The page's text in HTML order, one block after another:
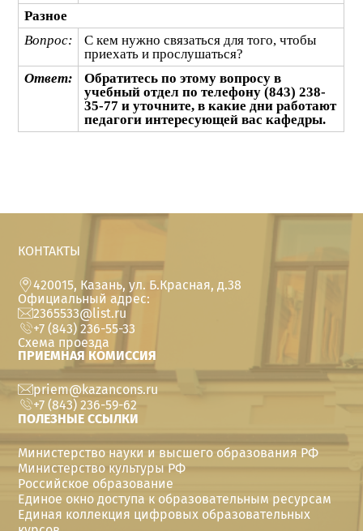
Разное
Вопрос:
С кем нужно связаться для того, чтобы
приехать и прослушаться?
Ответ:
Обратитесь по этому вопросу в
учебный отдел по телефону (843) 238-
35-77 и уточните, в какие дни работают
педагоги интересующей вас кафедры.
КОНТАКТЫ
420015, Казань, ул. Б.Красная, д.38
Официальный адрес:
2365533@list.ru
+7 (843) 236-55-33
Схема проезда
ПРИЕМНАЯ КОМИССИЯ
priem@kazancons.ru
+7 (843) 236-59-62
ПОЛЕЗНЫЕ ССЫЛКИ
Министерство науки и высшего образования РФ
Министерство культуры РФ
Российское образование
Единое окно доступа к образовательным ресурсам
Единая коллекция цифровых образовательных